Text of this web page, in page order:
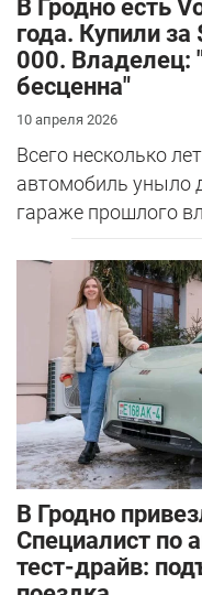
В Гродно есть
года. Купили
000. Владелец:
бесценна"
10 апреля 2026
Всего несколько
автомобиль уныло
гараже прошлого
В Гродно
Специалист по
тест-драйв: